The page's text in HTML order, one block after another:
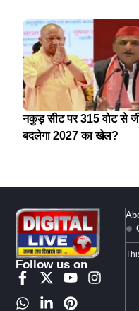
नकुड़ सीट पर 315 वोट से
बदलेगा 2027 का खेल?
Follow us on